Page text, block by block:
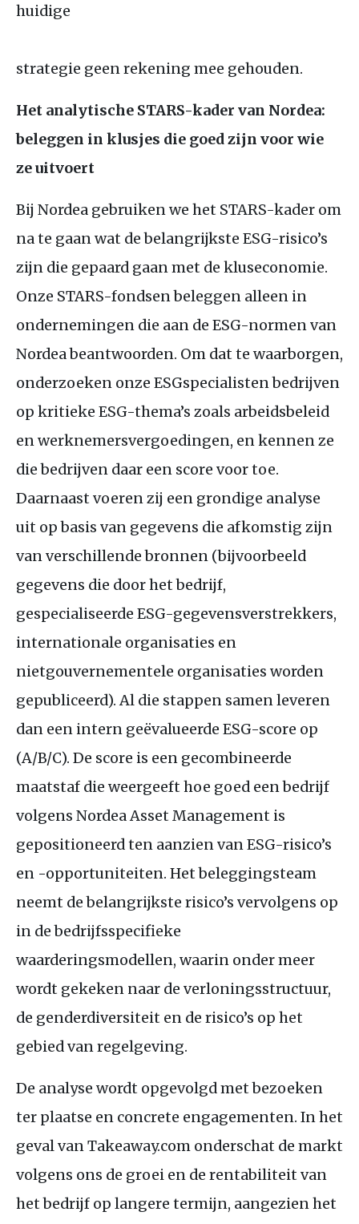
huidige
strategie geen rekening mee gehouden.
Het analytische STARS-kader van Nordea:
beleggen in klusjes die goed zijn voor wie
ze uitvoert
Bij Nordea gebruiken we het STARS-kader om
na te gaan wat de belangrijkste ESG-risico’s
zijn die gepaard gaan met de kluseconomie.
Onze STARS-fondsen beleggen alleen in
ondernemingen die aan de ESG-normen van
Nordea beantwoorden. Om dat te waarborgen,
onderzoeken onze ESGspecialisten bedrijven
op kritieke ESG-thema’s zoals arbeidsbeleid
en werknemersvergoedingen, en kennen ze
die bedrijven daar een score voor toe.
Daarnaast voeren zij een grondige analyse
uit op basis van gegevens die afkomstig zijn
van verschillende bronnen (bijvoorbeeld
gegevens die door het bedrijf,
gespecialiseerde ESG-gegevensverstrekkers,
internationale organisaties en
nietgouvernementele organisaties worden
gepubliceerd). Al die stappen samen leveren
dan een intern geëvalueerde ESG-score op
(A/B/C). De score is een gecombineerde
maatstaf die weergeeft hoe goed een bedrijf
volgens Nordea Asset Management is
gepositioneerd ten aanzien vanESG-risico’s
en -opportuniteiten. Het beleggingsteam
neemt de belangrijkste risico’s vervolgens op
in de bedrijfsspecifieke
waarderingsmodellen, waarin onder meer
wordt gekeken naar de verloningsstructuur,
de genderdiversiteit en de risico’s op het
gebied van regelgeving.
De analyse wordt opgevolgd met bezoeken
ter plaatse en concrete engagementen. In het
geval van Takeaway.com onderschat de markt
volgens ons de groei en de rentabiliteit van
het bedrijf op langere termijn, aangezien het